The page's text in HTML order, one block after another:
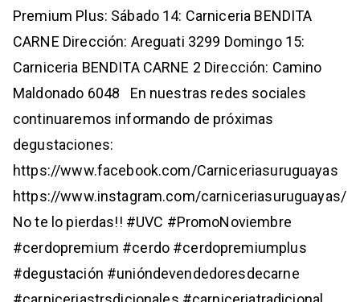
Premium Plus: Sábado 14: Carniceria BENDITA
CARNE Dirección: Areguati 3299 Domingo 15:
Carniceria BENDITA CARNE 2 Dirección: Camino
Maldonado 6048 En nuestras redes sociales
continuaremos informando de próximas
degustaciones:
https://www.facebook.com/Carniceriasuruguayas
https://www.instagram.com/carniceriasuruguayas/
No te lo pierdas!! #UVC #PromoNoviembre
#cerdopremium #cerdo #cerdopremiumplus
#degustación #unióndevendedoresdecarne